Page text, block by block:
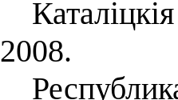
2008.